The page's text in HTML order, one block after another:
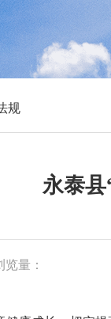
规
永泰
览量：